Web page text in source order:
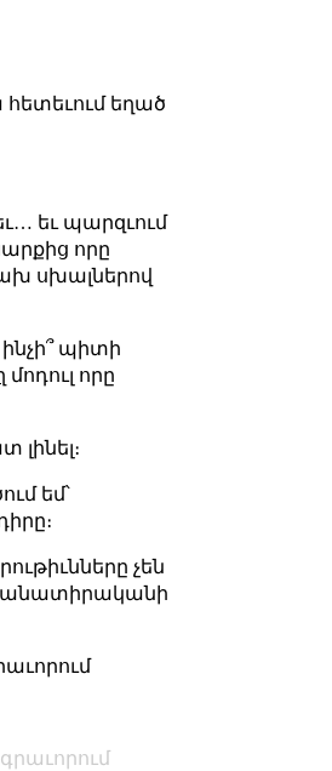
հետեւում եղած
եւ պարզւում
որը
սխալներով
պիտի
մոդուլ որը
լինել։
եմ՝
չեն